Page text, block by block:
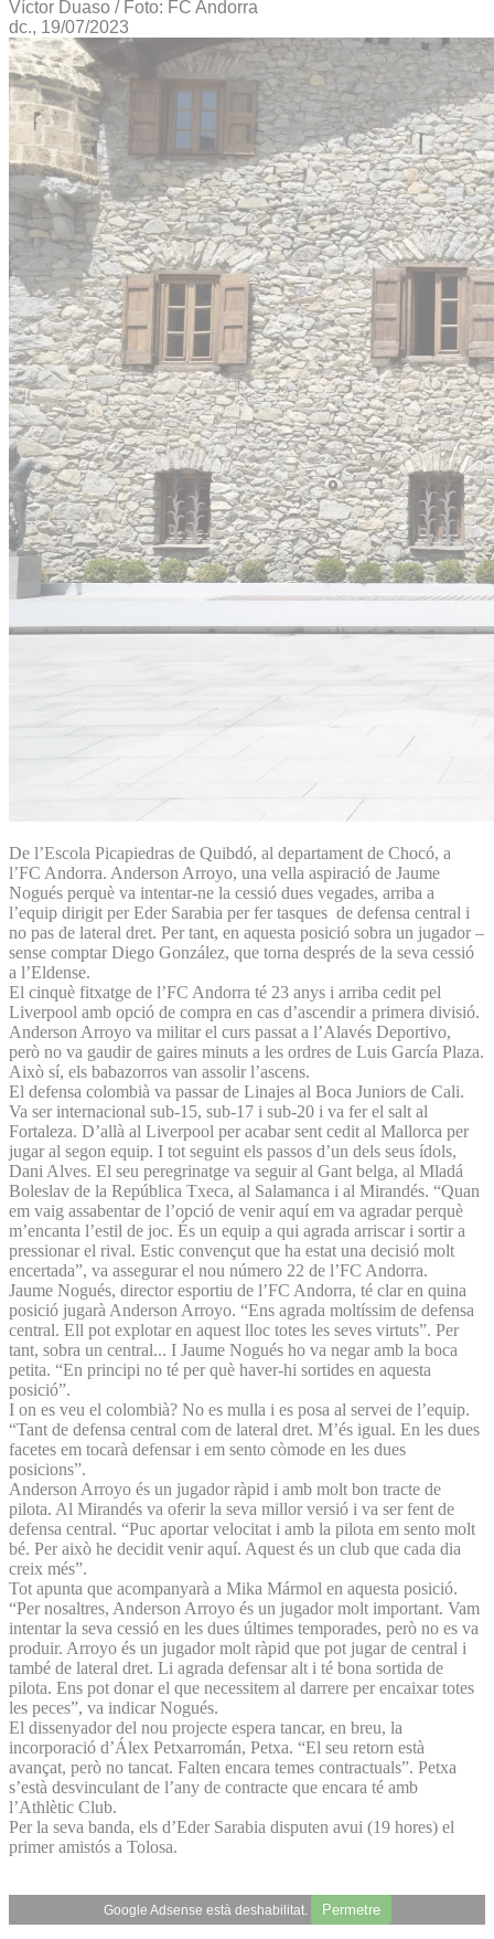
Víctor Duaso / Foto: FC Andorra
dc., 19/07/2023
De l’Escola Picapiedras de Quibdó, al departament de Chocó, a
l’FC Andorra. Anderson Arroyo, una vella aspiració de Jaume
Nogués perquè va intentar-ne la cessió dues vegades, arriba a
l’equip dirigit per Eder Sarabia per fer tasques de defensa central i
no pas de lateral dret. Per tant, en aquesta posició sobra un jugador –
sense comptar Diego González, que torna després de la seva cessió
a l’Eldense.
El cinquè fitxatge de l’FC Andorra té 23 anys i arriba cedit pel
Liverpool amb opció de compra en cas d’ascendir a primera divisió.
Anderson Arroyo va militar el curs passat a l’Alavés Deportivo,
però no va gaudir de gaires minuts a les ordres de Luis García Plaza.
Això sí, els babazorros van assolir l’ascens.
El defensa colombià va passar de Linajes al Boca Juniors de Cali.
Va ser internacional sub-15, sub-17 i sub-20 i va fer el salt al
Fortaleza. D’allà al Liverpool per acabar sent cedit al Mallorca per
jugar al segon equip. I tot seguint els passos d’un dels seus ídols,
Dani Alves. El seu peregrinatge va seguir al Gant belga, al Mladá
Boleslav de la República Txeca, al Salamanca i al Mirandés. “Quan
em vaig assabentar de l’opció de venir aquí em va agradar perquè
m’encanta l’estil de joc. És un equip a qui agrada arriscar i sortir a
pressionar el rival. Estic convençut que ha estat una decisió molt
encertada”, va assegurar el nou número 22 de l’FC Andorra.
Jaume Nogués, director esportiu de l’FC Andorra, té clar en quina
posició jugarà Anderson Arroyo. “Ens agrada moltíssim de defensa
central. Ell pot explotar en aquest lloc totes les seves virtuts”. Per
tant, sobra un central... I Jaume Nogués ho va negar amb la boca
petita. “En principi no té per què haver-hi sortides en aquesta
posició”.
I on es veu el colombià? No es mulla i es posa al servei de l’equip.
“Tant de defensa central com de lateral dret. M’és igual. En les dues
facetes em tocarà defensar i em sento còmode en les dues
posicions”.
Anderson Arroyo és un jugador ràpid i amb molt bon tracte de
pilota. Al Mirandés va oferir la seva millor versió i va ser fent de
defensa central. “Puc aportar velocitat i amb la pilota em sento molt
bé. Per això he decidit venir aquí. Aquest és un club que cada dia
creix més”.
Tot apunta que acompanyarà a Mika Mármol en aquesta posició.
“Per nosaltres, Anderson Arroyo és un jugador molt important. Vam
intentar la seva cessió en les dues últimes temporades, però no es va
produir. Arroyo és un jugador molt ràpid que pot jugar de central i
també de lateral dret. Li agrada defensar alt i té bona sortida de
pilota. Ens pot donar el que necessitem al darrere per encaixar totes
les peces”, va indicar Nogués.
El dissenyador del nou projecte espera tancar, en breu, la
incorporació d’Álex Petxarromán, Petxa. “El seu retorn està
avançat, però no tancat. Falten encara temes contractuals”. Petxa
s’està desvinculant de l’any de contracte que encara té amb
l’Athlètic Club.
Per la seva banda, els d’Eder Sarabia disputen avui (19 hores) el
primer amistós a Tolosa.
Google Adsense està deshabilitat. Permetre